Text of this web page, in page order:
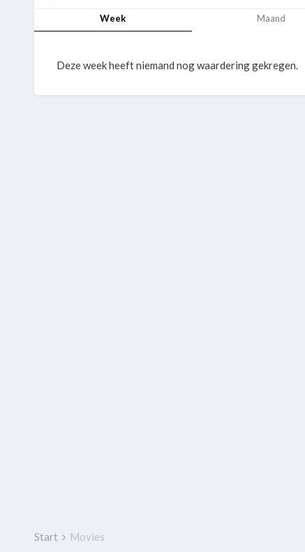
Week Maand
Deze week heeft niemand nog waardering gekregen.
Start Movies